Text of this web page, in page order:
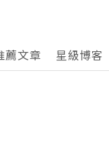
薦文章 星級博客